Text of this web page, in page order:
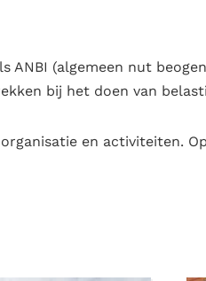
ANBI (algemeen nut
bij het doen van
en activiteiten.